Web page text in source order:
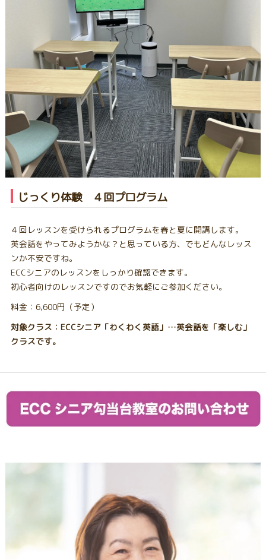
じっくり体験 ４回プログラム
４回レッスンを受けられるプログラムを春と夏に開講します。
英会話をやってみようかな？と思っている方、でもどんなレッス
ンか不安ですね。
ECCシニアのレッスンをしっかり確認できます。
初心者向けのレッスンですのでお気軽にご参加ください。
料金：6,600円（予定）
対象クラス：ECCシニア「わくわく英語」…英会話を「楽しむ」
クラスです。